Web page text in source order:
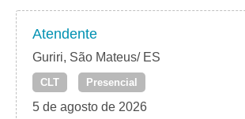
Atendente
Guriri, São Mateus/ ES
CLT Presencial
5 de agosto de 2026